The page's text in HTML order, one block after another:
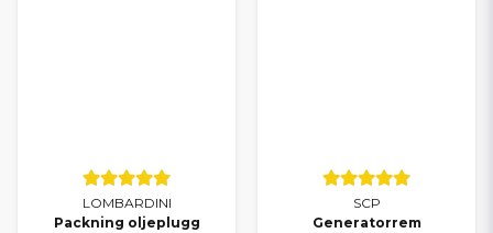
LOMBARDINI
Packning oljeplugg
SCP
Generatorrem